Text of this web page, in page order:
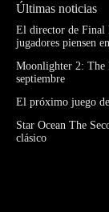
Últimas noticias
El director de Final
jugadores piensen
Moonlighter 2: The
septiembre
El próximo juego
Star Ocean The
clásico